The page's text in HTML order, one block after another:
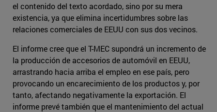
el contenido del texto acordado, sino por su mera
existencia, ya que elimina incertidumbres sobre las
relaciones comerciales de EEUU con sus dos vecinos.
El informe cree que el T-MEC supondrá un incremento de
la producción de accesorios de automóvil en EEUU,
arrastrando hacia arriba el empleo en ese país, pero
provocando un encarecimiento de los productos y, por
tanto, afectando negativamente la exportación. El
informe prevé también que el mantenimiento del actual